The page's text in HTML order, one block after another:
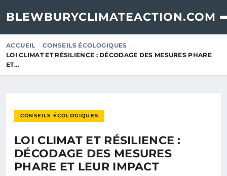
BLEWBURYCLIMATEACTION.COM
ACCUEIL
CONSEILS ÉCOLOGIQUES
LOI CLIMAT ET RÉSILIENCE : DÉCODAGE DES MESURES PHARE
ET…
CONSEILS ÉCOLOGIQUES
LOI CLIMAT ET RÉSILIENCE :
DÉCODAGE DES MESURES
PHARE ET LEUR IMPACT